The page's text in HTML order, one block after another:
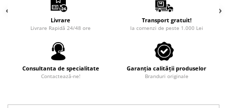
Vaseline si Unsori Auto
Cosmetica Auto
Bureti,Lavete,Accesorii
Intretinere exterior
Intretinere interior
Jante si Anvelope
Livrare
Livrare Rapidă 24/48 ore
Transport gratuit!
la comenzi de peste 1.000 Lei
Consultanta de specialitate
Contactează-ne!
Garanția calității produselor
Branduri originale